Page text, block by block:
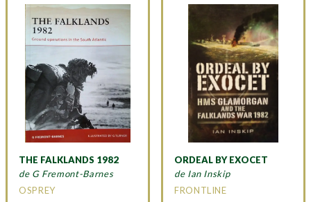
THE FALKLANDS 1982
de G Fremont-Barnes
OSPREY
ORDEAL BY EXOCET
de Ian Inskip
FRONTLINE